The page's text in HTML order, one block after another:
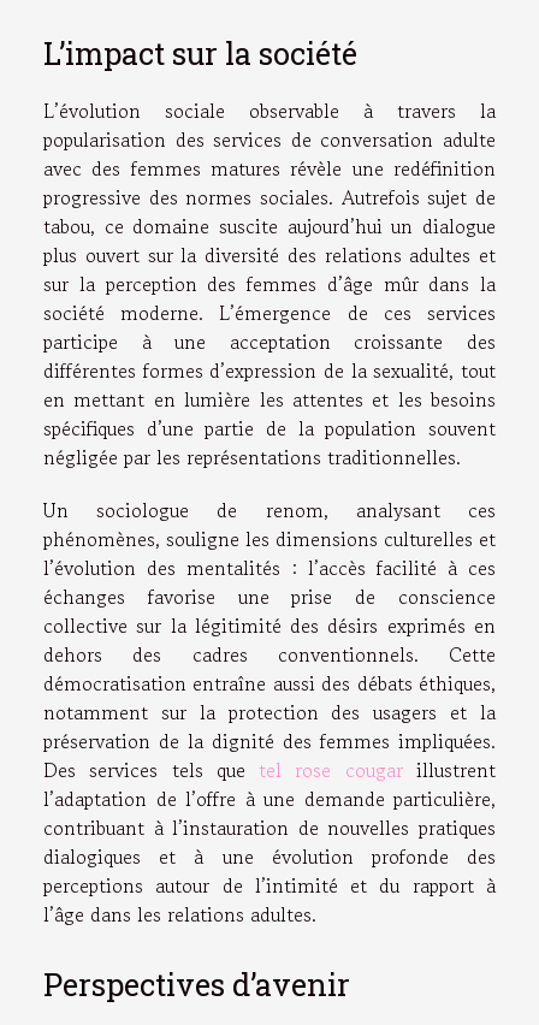
L’impact sur la société
L’évolution sociale observable à travers la
popularisation des services de conversation adulte
avec des femmes matures révèle une redéfinition
progressive des normes sociales. Autrefois sujet de
tabou, ce domaine suscite aujourd’hui un dialogue
plus ouvert sur la diversité des relations adultes et
sur la perception des femmes d’âge mûr dans la
société moderne. L’émergence de ces services
participe à une acceptation croissante des
différentes formes d’expression de la sexualité, tout
en mettant en lumière les attentes et les besoins
spécifiques d’une partie de la population souvent
négligée par les représentations traditionnelles.
Un sociologue de renom, analysant ces
phénomènes, souligne les dimensions culturelles et
l’évolution des mentalités : l’accès facilité à ces
échanges favorise une prise de conscience
collective sur la légitimité des désirs exprimés en
dehors des cadres conventionnels. Cette
démocratisation entraîne aussi des débats éthiques,
notamment sur la protection des usagers et la
préservation de la dignité des femmes impliquées.
Des services tels que tel rose cougarillustrent
l’adaptation de l’offre à une demande particulière,
contribuant à l’instauration de nouvelles pratiques
dialogiques et à une évolution profonde des
perceptions autour de l’intimité et du rapport à
l’âge dans les relations adultes.
Perspectives d’avenir